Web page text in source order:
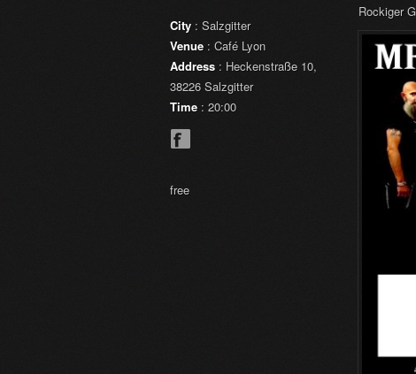
City : Salzgitter
Venue : Café Lyon
Address : Heckenstraße 10,
38226 Salzgitter
Time : 20:00
free
Rockiger